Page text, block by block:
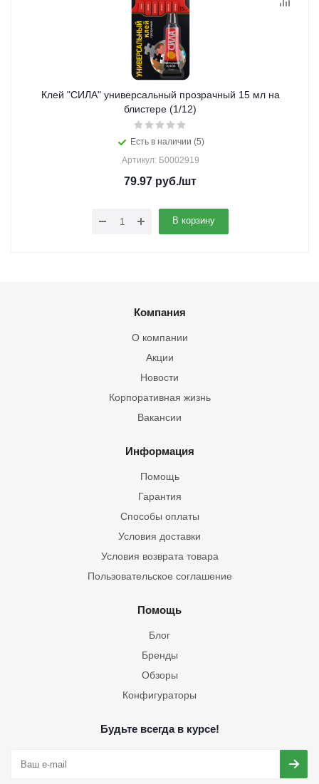
Клей "СИЛА" универсальный прозрачный 15 мл на
блистере (1/12)
Есть в наличии (5)
Артикул: Б0002919
79.97 руб./шт
В корзину
Компания
О компании
Акции
Новости
Корпоративная жизнь
Вакансии
Информация
Помощь
Гарантия
Способы оплаты
Условия доставки
Условия возврата товара
Пользовательское соглашение
Помощь
Блог
Бренды
Обзоры
Конфигураторы
Будьте всегда в курсе!